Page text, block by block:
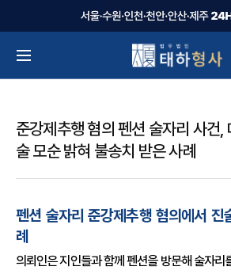
준강제추행 혐의 펜션 술자리 사건,
술 모순 밝혀 불송치 받은 사례
펜션 술자리 준강제추행 혐의에서 진
례
의뢰인은 지인들과 함께 펜션을 방문해 술자리